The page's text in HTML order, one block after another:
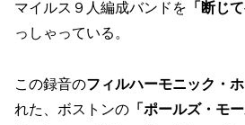
マイルス９人編成バンドを 「断じ
っしゃっている。
この録音のフィルハーモニック・
れた、ボストンの 「ポールズ・モー